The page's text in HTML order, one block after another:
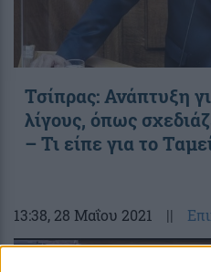
Τσίπρας: Ανάπτυξη
λίγους, όπως
– Τι είπε για το
13:38, 28 Μαΐου 2021 ||